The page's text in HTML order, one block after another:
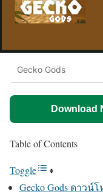
Gecko Gods
Download
Table of Contents
Toggle
Gecko Gods ดาวน์